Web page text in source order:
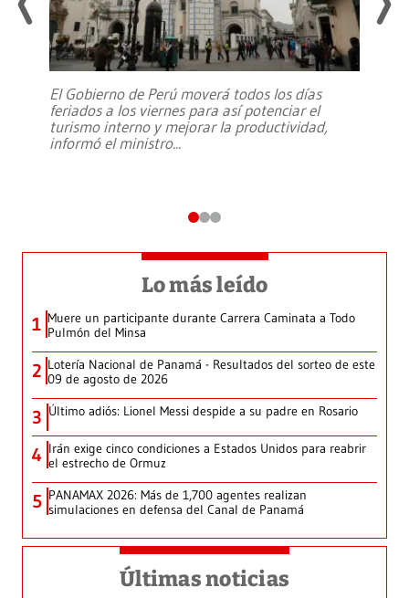
El Gobierno de Perú moverá todos los días
feriados a los viernes para así potenciar el
turismo interno y mejorar la productividad,
informó el ministro...
Lo más leído
1 Muere un participante durante Carrera Caminata a Todo
Pulmón del Minsa
2 Lotería Nacional de Panamá - Resultados del sorteo de este
09 de agosto de 2026
3 Último adiós: Lionel Messi despide a su padre en Rosario
4 Irán exige cinco condiciones a Estados Unidos para reabrir
el estrecho de Ormuz
5 PANAMAX 2026: Más de 1,700 agentes realizan
simulaciones en defensa del Canal de Panamá
Últimas noticias